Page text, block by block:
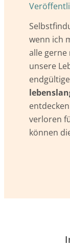
wenn ich
alle gerne
unsere
verloren
können